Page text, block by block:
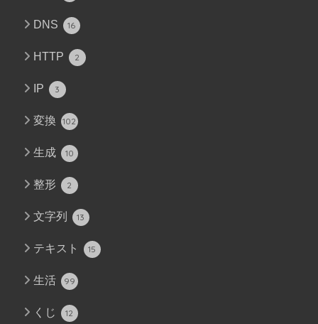
DNS 16
HTTP 2
IP 3
変換 102
生成 10
整形 2
文字列 13
テキスト 15
生活 99
くじ 12